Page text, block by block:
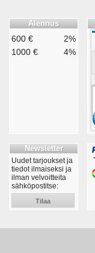
Alennus
600 €
2%
1000 €
4%
Newsletter
Uudet tarjoukset ja
tiedot ilmaiseksi ja
ilman velvoitteita
sähköpostitse:
Tilaa